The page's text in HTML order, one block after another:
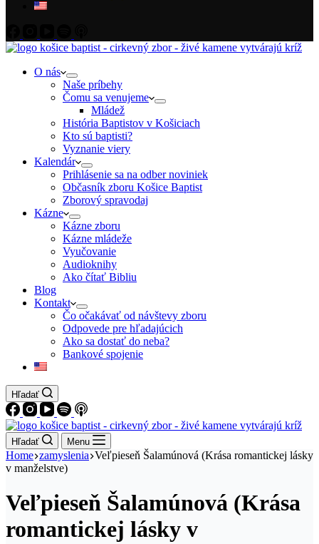
O nás
Naše príbehy
Čomu sa venujeme
Mládež
História Baptistov v Košiciach
Kto sú baptisti?
Vyznanie viery
Kalendár
Prihlásenie sa na odber noviniek
Občasník zboru Košice Baptist
Zborový spravodaj
Kázne
Kázne zboru
Kázne mládeže
Vyučovanie
Audioknihy
Ako čítať Bibliu
Blog
Kontakt
Čo očakávať od návštevy zboru
Odpovede pre hľadajúcich
Ako sa dostať do neba?
Bankové spojenie
Hľadať
Hľadať Menu
Home zamyslenia Veľpieseň Šalamúnová (Krása romantickej lásky
v manželstve)
Veľpieseň Šalamúnová (Krása
romantickej lásky v